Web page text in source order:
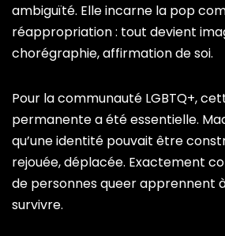
ambiguïté. Elle incarne la pop
réappropriation : tout devient
chorégraphie, affirmation de soi.
Pour la communauté LGBTQ+,
permanente a été essentielle.
qu’une identité pouvait être
rejouée, déplacée. Exactement
de personnes queer apprennent
survivre.